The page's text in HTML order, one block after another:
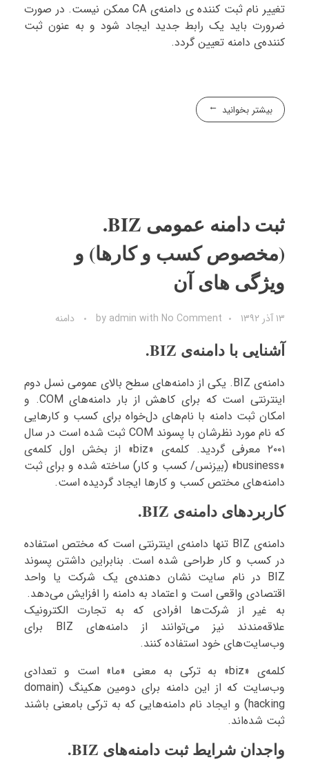
تغییر نام ثبت کننده ی دامنه‌ی CA ممکن نیست. در صورت
ضرورت باید یک رابط جدید ایجاد شود و به عنون ثبت
کننده‌ی دامنه تعیین گردد.
بیشتر بخوانید
ثبت دامنه عمومی BIZ.
(مخصوص کسب و کارها) و
ویژگی های آن
۱۳ آذر ۱۳۹۲ by admin with No Comment دامنه
آشنایی با دامنه‌ی BIZ.
دامنه‌ی BIZ. یکی از دامنه‌های سطح بالای عمومی نسل دوم
اینترنتی است که برای کاهش از بار دامنه‌های COM. و
امکان ثبت دامنه با نام‌های دل‌خواه برای کسب و کارهایی
که نام مورد نظرشان با پسوند COM ثبت شده است در سال
۲۰۰۱ معرفی گردید. کلمه‌ی «biz» از بخش اول کلمه‌ی
«business» (بیزنس/ کسب و کار) ساخته شده و برای ثبت
دامنه‌های مختص کسب و کارها ایجاد گردیده است.
کاربردهای دامنه‌ی BIZ.
دامنه‌ی BIZ تنها دامنه‌ی اینترنتی است که مختص استفاده
در کسب و کار طراحی شده است. بنابراین داشتن پسوند
BIZ در نام سایت نشان دهنده‌ی یک شرکت یا واحد
اقتصادی واقعی است و اعتماد به دامنه را افزایش می‌دهد.
به غیر از شرکت‌ها افرادی که به تجارت الکترونیک
علاقه‌مندند نیز می‌توانند از دامنه‌های BIZ برای
وب‌سایت‌های خود استفاده کنند.
کلمه‌ی «biz» به ترکی به معنی «ما» است و تعدادی
وب‌سایت که از این دامنه برای دومین هکینگ (domain
hacking) و ایجاد نام دامنه‌هایی که به ترکی بامعنی باشند
ثبت شده‌اند.
واجدان شرایط ثبت دامنه‌های BIZ.